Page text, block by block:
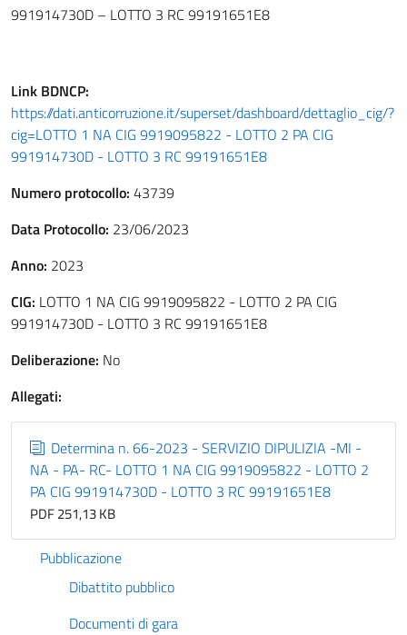
991914730D – LOTTO 3 RC 99191651E8
Link BDNCP:
https://dati.anticorruzione.it/superset/dashboard/dettaglio_cig/?
cig=LOTTO 1 NA CIG 9919095822 - LOTTO 2 PA CIG
991914730D - LOTTO 3 RC 99191651E8
Numero protocollo: 43739
Data Protocollo: 23/06/2023
Anno: 2023
CIG: LOTTO 1 NA CIG 9919095822 - LOTTO 2 PA CIG
991914730D - LOTTO 3 RC 99191651E8
Deliberazione: No
Allegati:
Determina n. 66-2023 - SERVIZIO DIPULIZIA -MI -
NA - PA- RC- LOTTO 1 NA CIG 9919095822 - LOTTO 2
PA CIG 991914730D - LOTTO 3 RC 99191651E8
PDF 251,13 KB
Pubblicazione
Dibattito pubblico
Documenti di gara